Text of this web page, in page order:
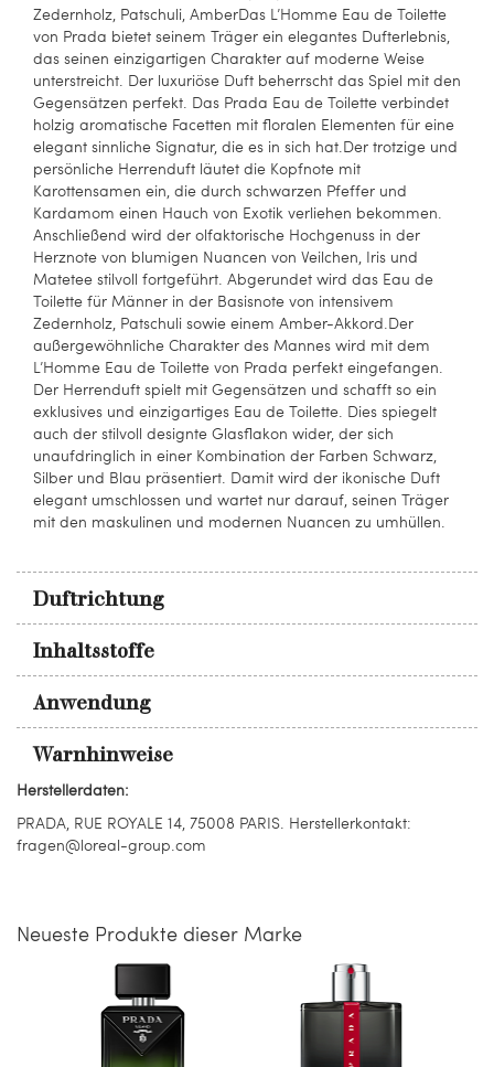
Zedernholz, Patschuli, AmberDas L’Homme Eau de Toilette
von Prada bietet seinem Träger ein elegantes Dufterlebnis,
das seinen einzigartigen Charakter auf moderne Weise
unterstreicht. Der luxuriöse Duft beherrscht das Spiel mit den
Gegensätzen perfekt. Das Prada Eau de Toilette verbindet
holzig aromatische Facetten mit floralen Elementen für eine
elegant sinnliche Signatur, die es in sich hat.Der trotzige und
persönliche Herrenduft läutet die Kopfnote mit
Karottensamen ein, die durch schwarzen Pfeffer und
Kardamom einen Hauch von Exotik verliehen bekommen.
Anschließend wird der olfaktorische Hochgenuss in der
Herznote von blumigen Nuancen von Veilchen, Iris und
Matetee stilvoll fortgeführt. Abgerundet wird das Eau de
Toilette für Männer in der Basisnote von intensivem
Zedernholz, Patschuli sowie einem Amber-Akkord.Der
außergewöhnliche Charakter des Mannes wird mit dem
L’Homme Eau de Toilette von Prada perfekt eingefangen.
Der Herrenduft spielt mit Gegensätzen und schafft so ein
exklusives und einzigartiges Eau de Toilette. Dies spiegelt
auch der stilvoll designte Glasflakon wider, der sich
unaufdringlich in einer Kombination der Farben Schwarz,
Silber und Blau präsentiert. Damit wird der ikonische Duft
elegant umschlossen und wartet nur darauf, seinen Träger
mit den maskulinen und modernen Nuancen zu umhüllen.
Duftrichtung
Inhaltsstoffe
Anwendung
Warnhinweise
Herstellerdaten:
PRADA, RUE ROYALE 14, 75008 PARIS. Herstellerkontakt:
fragen@loreal-group.com
Neueste Produkte dieser Marke